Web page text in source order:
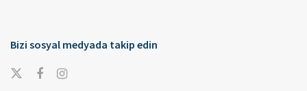
Bizi sosyal medyada takip edin